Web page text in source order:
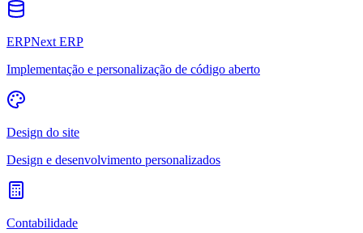
ERPNext ERP
Implementação e personalização de código aberto
Design do site
Design e desenvolvimento personalizados
Contabilidade